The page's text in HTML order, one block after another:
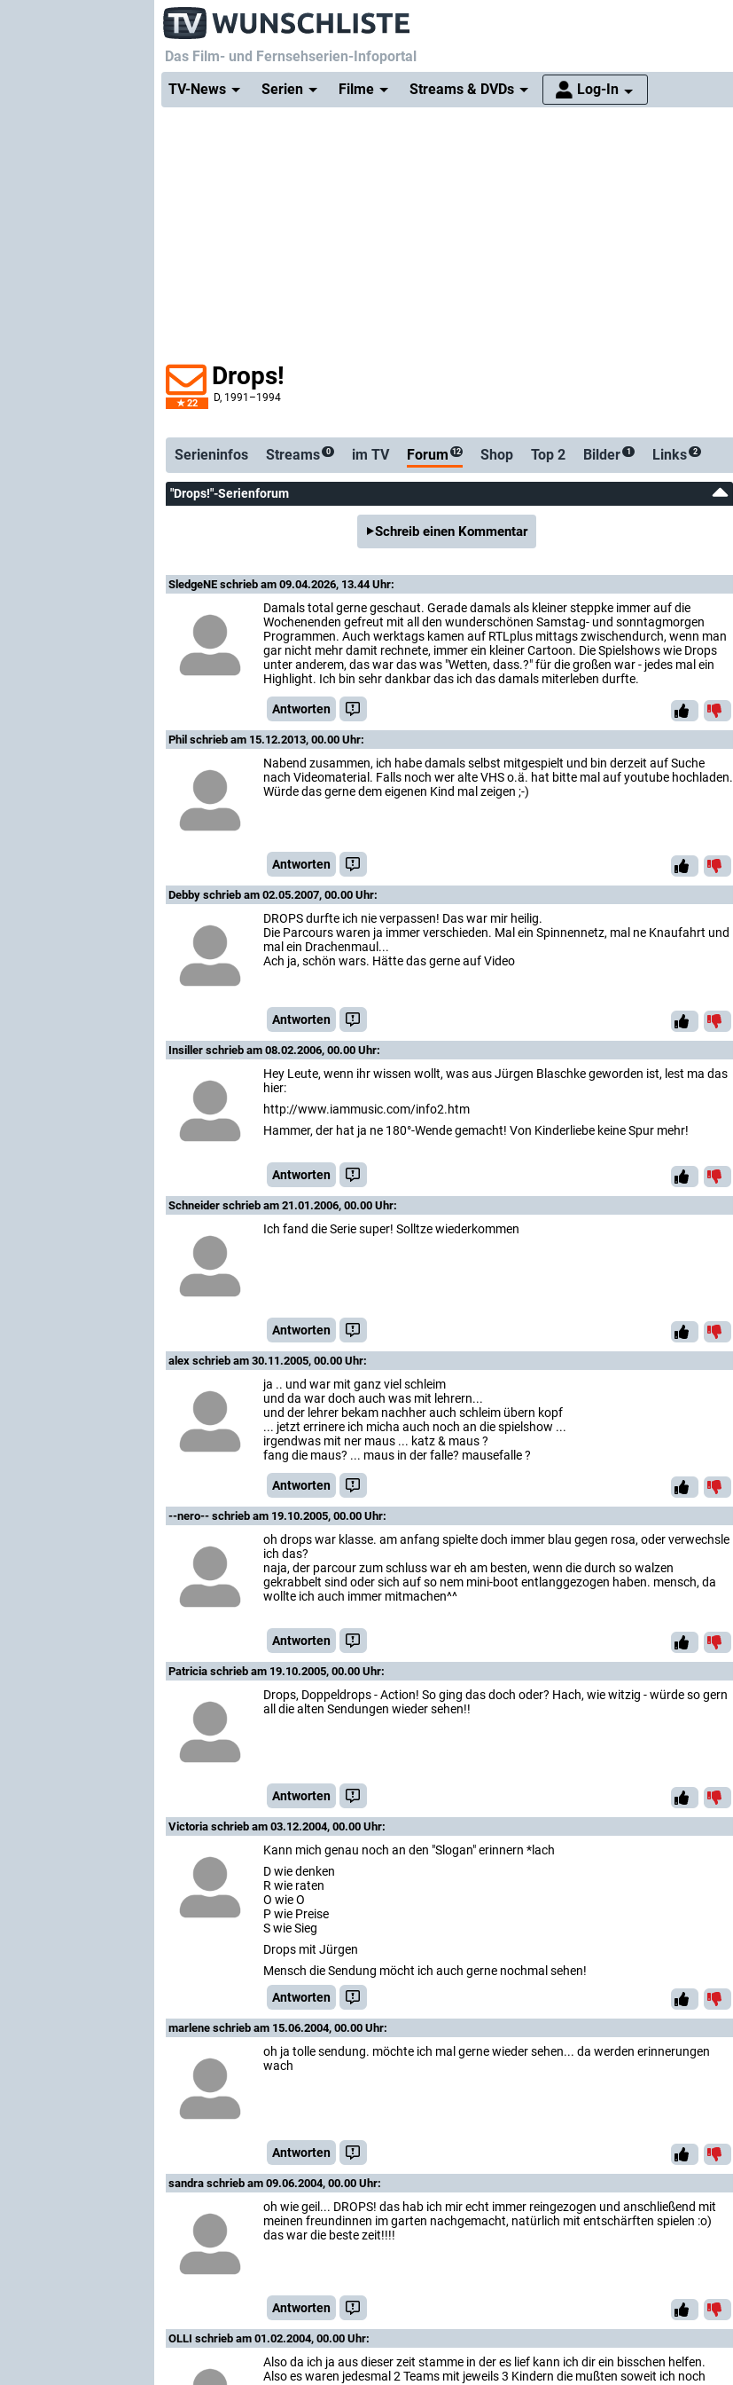
Das Film- und Fernsehserien-Infoportal
TV-News
Serien Filme Streams & DVDs Log-In
22
Drops!
D, 1991–1994
Serienticker
Serieninfos Streams 0 im TV Forum 12 Shop Top 2 Bilder 1 Links 2
"Drops!"-Serienforum
Schreib einen Kommentar
SledgeNE schrieb am 09.04.2026, 13.44 Uhr:
Damals total gerne geschaut. Gerade damals als kleiner steppke immer auf die
Wochenenden gefreut mit all den wunderschönen Samstag- und sonntagmorgen
Programmen. Auch werktags kamen auf RTLplus mittags zwischendurch, wenn man
gar nicht mehr damit rechnete, immer ein kleiner Cartoon. Die Spielshows wie Drops
unter anderem, das war das was "Wetten, dass.?" für die großen war - jedes mal ein
Highlight. Ich bin sehr dankbar das ich das damals miterleben durfte.
Antworten
Phil schrieb am 15.12.2013, 00.00 Uhr:
Nabend zusammen, ich habe damals selbst mitgespielt und bin derzeit auf Suche
nach Videomaterial. Falls noch wer alte VHS o.ä. hat bitte mal auf youtube hochladen.
Würde das gerne dem eigenen Kind mal zeigen ;-)
Antworten
Debby schrieb am 02.05.2007, 00.00 Uhr:
DROPS durfte ich nie verpassen! Das war mir heilig.
Die Parcours waren ja immer verschieden. Mal ein Spinnennetz, mal ne Knaufahrt und
mal ein Drachenmaul...
Ach ja, schön wars. Hätte das gerne auf Video
Antworten
Insiller schrieb am 08.02.2006, 00.00 Uhr:
Hey Leute, wenn ihr wissen wollt, was aus Jürgen Blaschke geworden ist, lest ma das
hier:
http://www.iammusic.com/info2.htm
Hammer, der hat ja ne 180°-Wende gemacht! Von Kinderliebe keine Spur mehr!
Antworten
Schneider schrieb am 21.01.2006, 00.00 Uhr:
Ich fand die Serie super! Solltze wiederkommen
Antworten
alex schrieb am 30.11.2005, 00.00 Uhr:
ja .. und war mit ganz viel schleim
und da war doch auch was mit lehrern...
und der lehrer bekam nachher auch schleim übern kopf
... jetzt errinere ich micha auch noch an die spielshow ...
irgendwas mit ner maus ... katz & maus ?
fang die maus? ... maus in der falle? mausefalle ?
Antworten
--nero-- schrieb am 19.10.2005, 00.00 Uhr:
oh drops war klasse. am anfang spielte doch immer blau gegen rosa, oder verwechsle
ich das?
naja, der parcour zum schluss war eh am besten, wenn die durch so walzen
gekrabbelt sind oder sich auf so nem mini-boot entlanggezogen haben. mensch, da
wollte ich auch immer mitmachen^^
Antworten
Patricia schrieb am 19.10.2005, 00.00 Uhr:
Drops, Doppeldrops - Action! So ging das doch oder? Hach, wie witzig - würde so gern
all die alten Sendungen wieder sehen!!
Antworten
Victoria schrieb am 03.12.2004, 00.00 Uhr:
Kann mich genau noch an den "Slogan" erinnern *lach
D wie denken
R wie raten
O wie O
P wie Preise
S wie Sieg
Drops mit Jürgen
Mensch die Sendung möcht ich auch gerne nochmal sehen!
Antworten
marlene schrieb am 15.06.2004, 00.00 Uhr:
oh ja tolle sendung. möchte ich mal gerne wieder sehen... da werden erinnerungen
wach
Antworten
sandra schrieb am 09.06.2004, 00.00 Uhr:
oh wie geil... DROPS! das hab ich mir echt immer reingezogen und anschließend mit
meinen freundinnen im garten nachgemacht, natürlich mit entschärften spielen :o)
das war die beste zeit!!!!
Antworten
OLLI schrieb am 01.02.2004, 00.00 Uhr:
Also da ich ja aus dieser zeit stamme in der es lief kann ich dir ein bisschen helfen.
Also es waren jedesmal 2 Teams mit jeweils 3 Kindern die mußten soweit ich noch